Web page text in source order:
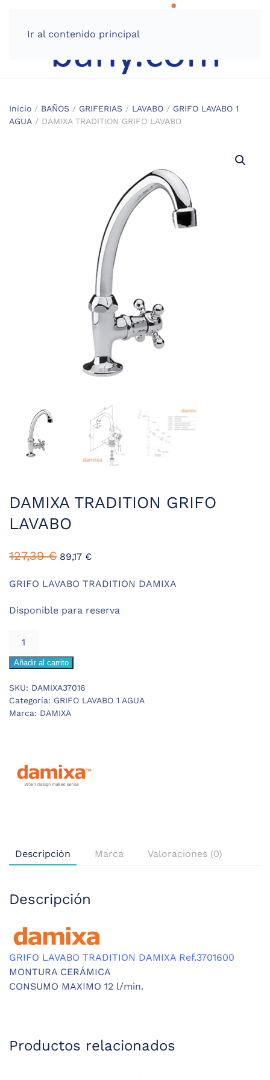
Ir al contenido principal
Inicio / BAÑOS / GRIFERIAS / LAVABO / GRIFO LAVABO 1
AGUA / DAMIXA TRADITION GRIFO LAVABO
DAMIXA TRADITION GRIFO
LAVABO
127,39€ El
original
127,39 €.
89,17 €El
actual
89,17 €.
GRIFO LAVABO TRADITION DAMIXA
Disponible para reserva
GRIFO
cantidad
Añadir al carrito
SKU: DAMIXA37016
Categoría: GRIFO LAVABO 1 AGUA
Marca: DAMIXA
Descripción Marca Valoraciones (0)
Descripción
GRIFO LAVABO TRADITION DAMIXA Ref.3701600
MONTURA CERÁMICA
CONSUMO MAXIMO 12 l/min.
Productos relacionados